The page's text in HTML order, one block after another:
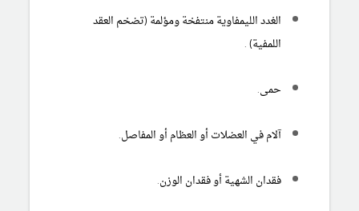
الغدد الليمفاوية منتفخة ومؤلمة (تضخم العقد
اللمفية).
حمى.
آلام في العضلات أو العظام أو المفاصل.
فقدان الشهية أو فقدان الوزن.